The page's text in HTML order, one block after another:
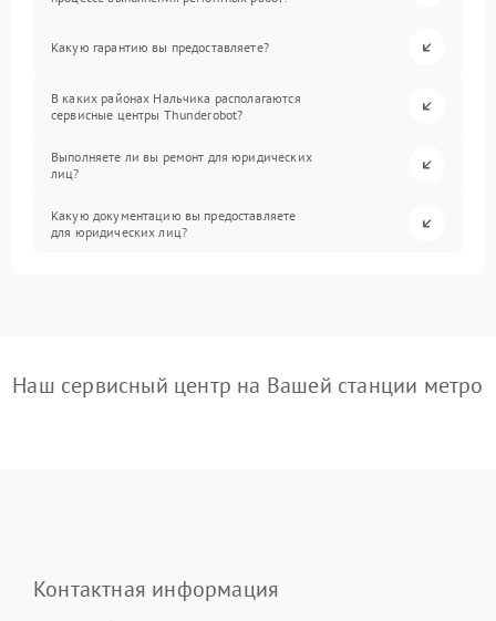
Какую гарантию вы предоставляете?
В каких районах Нальчика располагаются
сервисные центры Thunderobot?
Выполняете ли вы ремонт для юридических
лиц?
Какую документацию вы предоставляете
для юридических лиц?
Наш сервисный центр на Вашей станции метро
Контактная информация